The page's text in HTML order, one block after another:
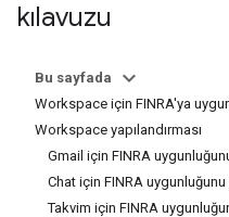
kılavuzu
Bu sayfada
Workspace için FINRA'ya
Workspace yapılandırması
Gmail için FINRA
Chat için FINRA uygunluğunu
Takvim için FINRA